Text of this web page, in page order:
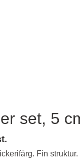
set, 5
Fin struktur.